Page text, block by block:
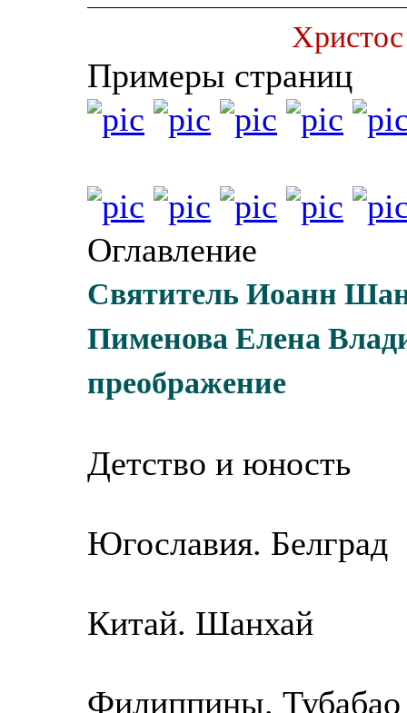
Примеры страниц
Оглавление
Святитель Иоанн
Пименова Елена
преображение
Детство и юность
Югославия. Белград
Китай. Шанхай
Филиппины. Тубабао